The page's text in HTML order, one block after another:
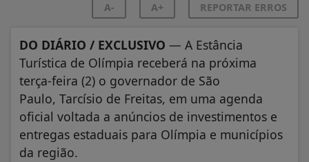
A- A+ REPORTAR ERROS
DO DIÁRIO / EXCLUSIVO — A Estância
Turística de Olímpia receberá na próxima
terça-feira (2) o governador de São
Paulo, Tarcísio de Freitas, em uma agenda
oficial voltada a anúncios de investimentos e
entregas estaduais para Olímpia e municípios
da região.